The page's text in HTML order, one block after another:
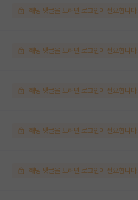
해당 댓글을 보려면 로그인이 필요합니다.
해당 댓글을 보려면 로그인이 필요합니다.
해당 댓글을 보려면 로그인이 필요합니다.
해당 댓글을 보려면 로그인이 필요합니다.
해당 댓글을 보려면 로그인이 필요합니다.